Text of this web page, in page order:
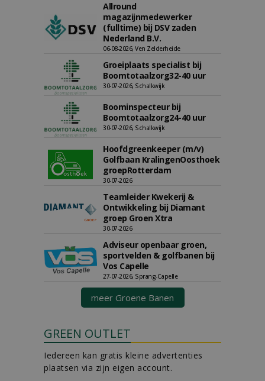
Allround
magazijnmedewerker
(fulltime) bij DSV zaden
Nederland B.V.
06-08-2026, Ven Zelderheide
Groeiplaats specialist bij
Boomtotaalzorg32-40 uur
30-07-2026, Schalkwijk
Boominspecteur bij
Boomtotaalzorg24-40 uur
30-07-2026, Schalkwijk
Hoofdgreenkeeper (m/v)
Golfbaan KralingenOosthoek
groepRotterdam
30-07-2026
Teamleider Kwekerij &
Ontwikkeling bij Diamant
groep Groen Xtra
30-07-2026
Adviseur openbaar groen,
sportvelden & golfbanen bij
Vos Capelle
27-07-2026, Sprang-Capelle
meer Groene Banen
GREEN OUTLET
Iedereen kan gratis kleine advertenties
plaatsen via zijn eigen account.